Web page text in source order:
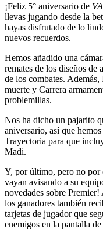
¡Feliz 5° aniversario de
llevas jugando desde la
hayas disfrutado de lo
nuevos recuerdos.
Hemos añadido una
remates de los diseños
de los combates.
muerte y Carrera
problemillas.
Nos ha dicho un pajarito
aniversario, así que
Trayectoria para que
Madi.
Y, por último, pero no por
vayan avisando a su
novedades sobre
los ganadores también
tarjetas de jugador que
enemigos en la pantalla de